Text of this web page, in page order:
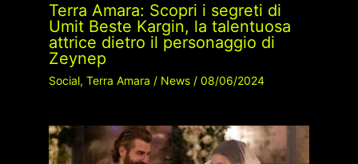
Terra Amara: Scopri i segreti di
Umit Beste Kargin, la talentuosa
attrice dietro il personaggio di
Zeynep
Social, Terra Amara / News/ 08/06/2024